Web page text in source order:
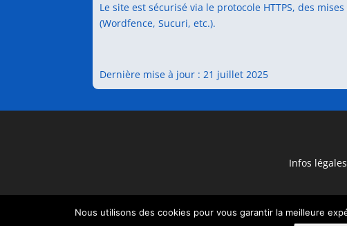
Le site est sécurisé via le protocole HTTPS, des
(Wordfence, Sucuri, etc.).
Dernière mise à jour : 21 juillet 2025
Infos légales
Nous utilisons des cookies pour vous garantir la meilleure